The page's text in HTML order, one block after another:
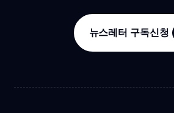
뉴스레터 구독신청